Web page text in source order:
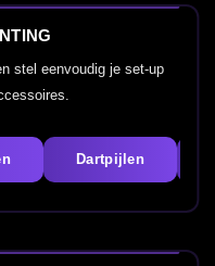
stel eenvoudig je set-up
Dartpijlen